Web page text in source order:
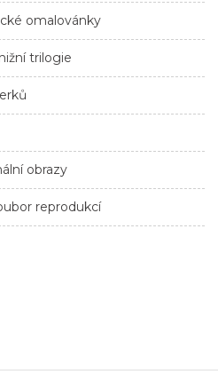
omalovánky
trilogie
obrazy
reprodukcí